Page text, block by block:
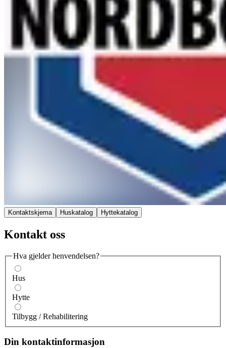
Kontaktskjema Huskatalog Hyttekatalog
Kontakt oss
Hva gjelder henvendelsen?
Hus
Hytte
Tilbygg / Rehabilitering
Din kontaktinformasjon